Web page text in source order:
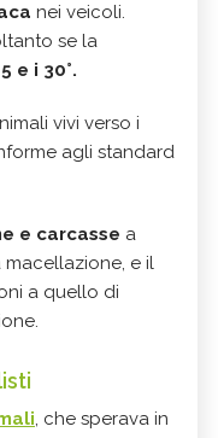
nei veicoli.
se la
5 e i 30°.
vivi verso i
agli standard
e carcasse a
e il
a quello di
, che sperava in